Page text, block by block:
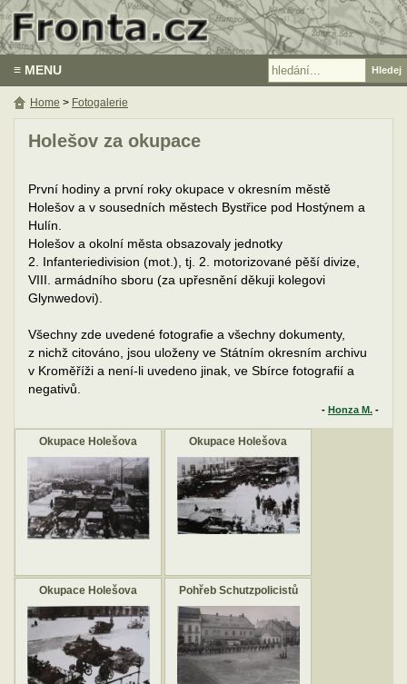
≡ MENU
Holešov za okupace
První hodiny a první roky okupace v okresním městě
Holešov a v sousedních městech Bystřice pod Hostýnem a
Hulín.
Holešov a okolní města obsazovaly jednotky
2. Infanteriedivision (mot.), tj. 2. motorizované pěší divize,
VIII. armádního sboru (za upřesnění děkuji kolegovi
Glynwedovi).
Všechny zde uvedené fotografie a všechny dokumenty,
z nichž citováno, jsou uloženy ve Státním okresním archivu
v Kroměříži a není-li uvedeno jinak, ve Sbírce fotografií a
negativů.
- Honza M. -
Okupace Holešova Okupace Holešova
Okupace Holešova Pohřeb Schutzpolicistů
Home > Fotogalerie